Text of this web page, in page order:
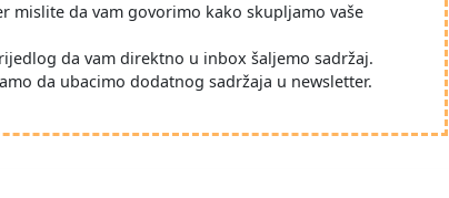
mislite da vam govorimo kako skupljamo vaše
da vam direktno u inbox šaljemo sadržaj.
da ubacimo dodatnog sadržaja u newsletter.